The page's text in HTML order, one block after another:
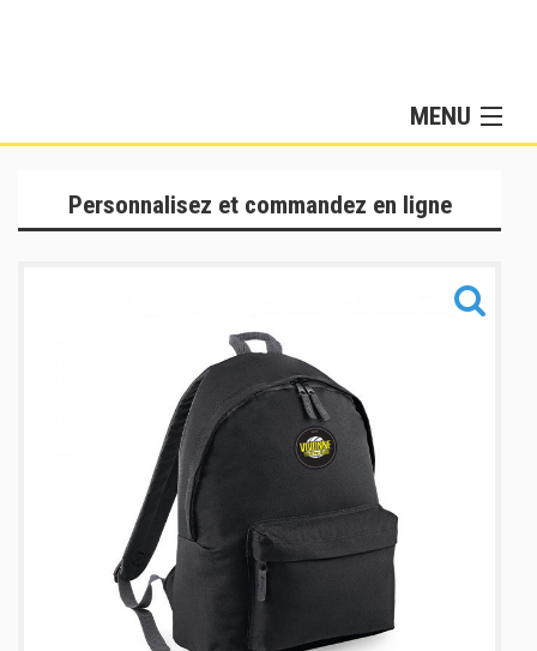
MENU
Collection Femmes
Informations
Personnalisez et commandez en ligne